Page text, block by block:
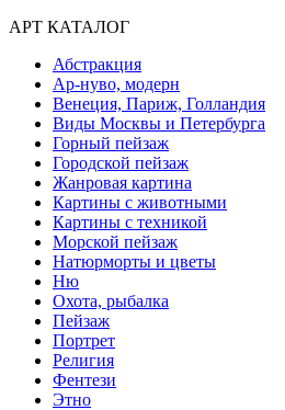
АРТ КАТАЛОГ
Абстракция
Ар-нуво, модерн
Венеция, Париж, Голландия
Виды Москвы и Петербурга
Горный пейзаж
Городской пейзаж
Жанровая картина
Картины с животными
Картины с техникой
Морской пейзаж
Натюрморты и цветы
Ню
Охота, рыбалка
Пейзаж
Портрет
Религия
Фентези
Этно